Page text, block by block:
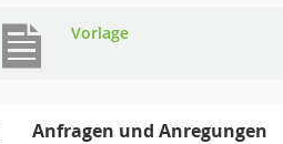
Vorlage
Anfragen und Anregungen